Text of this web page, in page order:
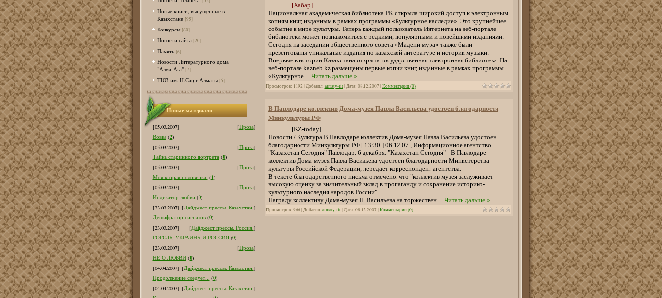
Новые книги, выпущенные в
Казахстане [95]
Конкурсы [60]
Новости сайта [20]
Память [6]
Новости Литературного дома
"Алма-Ата" [7]
ТЮЗ им. Н.Сац г.Алматы [5]
Новые материалв
[05.03.2007] [Проза]
Вовка (2)
[05.03.2007]
[Проза]
Тайна старинного портрета (0)
[05.03.2007]
[Проза]
Моя вторая половинка. (1)
[05.03.2007]
[Проза]
Индикатор любви (0)
[23.03.2007] [Дайджест прессы. Казахстан.]
Дешифратор сигналов (0)
[23.03.2007]
[Дайджест прессы. Россия.]
ГОГОЛЬ, УКРАИНА И РОССИЯ (0)
[23.03.2007]
[Проза]
НЕ О ЛЮБВИ (0)
[04.04.2007] [Дайджест прессы. Казахстан.]
Продолжение следует... (0)
[04.04.2007] [Дайджест прессы. Казахстан.]
[Хабар]
Национальная академическая библиотека РК открыла широкий доступ к электронным
копиям книг, изданным в рамках программы «Культурное наследие». Это крупнейшее
событие в мире культуры. Теперь каждый пользователь Интернета на веб-портале
библиотеки может познакомиться с редкими, популярными и новейшими изданиями.
Сегодня на заседании общественного совета «Мадени мура» также были
презентованы уникальные издания по казахской литературе и истории музыки.
Впервые в истории Казахстана открыта государственная электронная библиотека. На
веб-портале kazneb.kz размещены первые копии книг, изданные в рамках программы
«Культурное ... Читать дальше »
Просмотров: 1192 | Добавил: almaty-lit| Дата: 08.12.2007 |Комментарии (0)
В Павлодаре коллектив Дома-музея Павла Васильева удостоен благодарности
Минкультуры РФ
[KZ-today]
Новости / Культура В Павлодаре коллектив Дома-музея Павла Васильева удостоен
благодарности Минкультуры РФ [ 13:30 ] 06.12.07 , Информационное агентство
"Казахстан Сегодня" Павлодар. 6 декабря. "Казахстан Сегодня" - В Павлодаре
коллектив Дома-музея Павла Васильева удостоен благодарности Министерства
культуры Российской Федерации, передает корреспондент агентства.
В тексте благодарственного письма отмечено, что "коллектив музея заслуживает
высокую оценку за значительный вклад в пропаганду и сохранение историко-
культурного наследия народов России".
Награду коллективу Дома-музея П. Васильева на торжествен ... Читать дальше »
Просмотров: 966 | Добавил: almaty-lit| Дата: 08.12.2007 |Комментарии (0)